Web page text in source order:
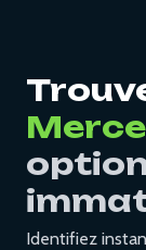
Identifiez